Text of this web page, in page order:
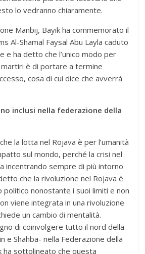
lo vedranno chiaramente.
Manbij, Bayık ha commemorato il
Al-Shamal Faysal Abu Layla caduto
e ha detto che l’unico modo per
è di portare a termine
cosa di cui dice che avverrà
inclusi nella federazione della
la lotta nel Rojava è per l’umanità
sul mondo, perché la crisi nel
incentrando sempre di più intorno
che la rivoluzione nel Rojava è
politico nonostante i suoi limiti e non
viene integrata in una rivoluzione
un cambio di mentalità.
di coinvolgere tutto il nord della
e Shahba- nella Federazione della
ha sottolineato che questa